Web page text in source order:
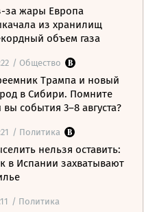
за жары Европа
из хранилищ
объем газа
/ Общество
Трампа и новый
в Сибири. Помните
вы события 3–8 августа?
/ Политика
нельзя оставить:
в Испании захватывают
/ Политика